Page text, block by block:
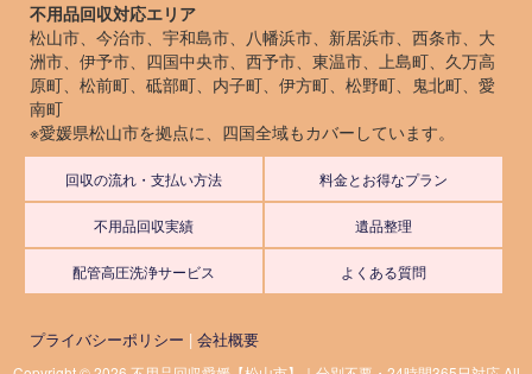
不用品回収対応エリア
松山市、今治市、宇和島市、八幡浜市、新居浜市、西条市、大
洲市、伊予市、四国中央市、西予市、東温市、上島町、久万高
原町、松前町、砥部町、内子町、伊方町、松野町、鬼北町、愛
南町
※愛媛県松山市を拠点に、四国全域もカバーしています。
回収の流れ・支払い方法 料金とお得なプラン
不用品回収実績 遺品整理
配管高圧洗浄サービス よくある質問
プライバシーポリシー | 会社概要